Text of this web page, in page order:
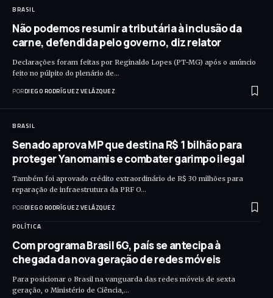
BRASIL
Não podemos resumir a tributária à inclusão da
carne, defendida pelo governo, diz relator
Declarações foram feitas por Reginaldo Lopes (PT-MG) após o anúncio
feito no púlpito do plenário de…
PORDIEGO RODRÍGUEZ VELÁZQUEZ
BRASIL
Senado aprova MP que destina R$ 1 bilhão para
proteger Yanomamis e combater garimpo ilegal
Também foi aprovado crédito extraordinário de R$ 30 milhões para
reparação de infraestrutura da PRF O…
PORDIEGO RODRÍGUEZ VELÁZQUEZ
POLÍTICA
Com programa Brasil 6G, país se antecipa à
chegada da nova geração de redes móveis
Para posicionar o Brasil na vanguarda das redes móveis de sexta
geração, o Ministério de Ciência,…